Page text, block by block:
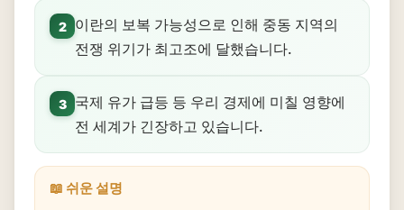
2
이란의 보복 가능성으로 인해 중동 지역의
전쟁 위기가 최고조에 달했습니다.
3
국제 유가 급등 등 우리 경제에 미칠 영향에
전 세계가 긴장하고 있습니다.
📖 쉬운 설명